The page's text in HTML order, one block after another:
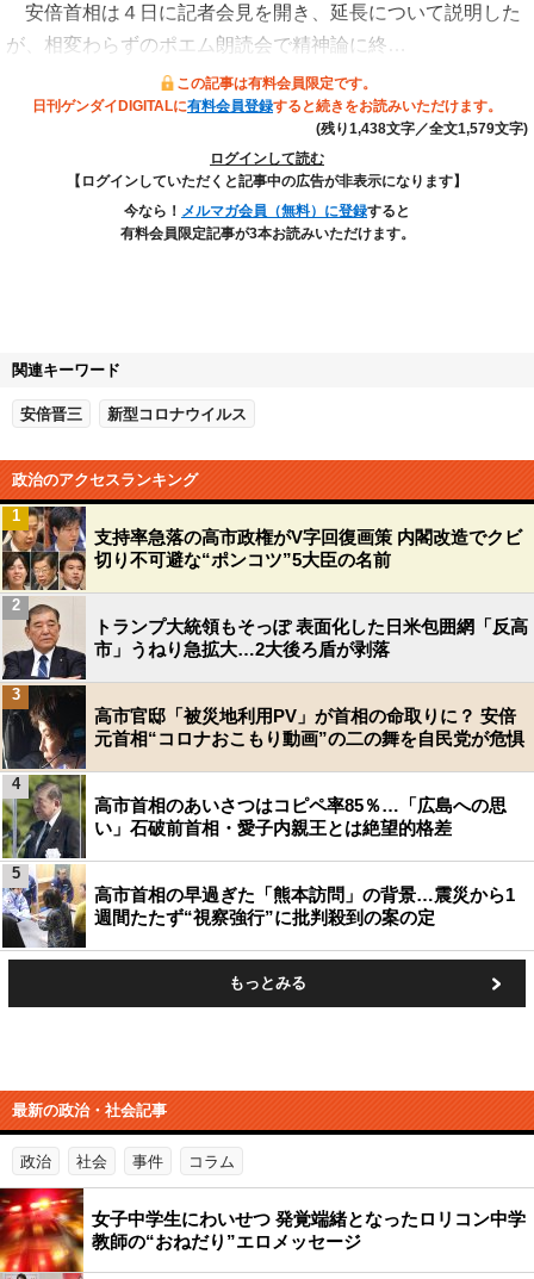
安倍首相は４日に記者会見を開き、延長について説明した
が、相変わらずのポエム朗読会で精神論に終…
この記事は有料会員限定です。
日刊ゲンダイDIGITALに有料会員登録すると続きをお読みいただけます。
(残り1,438文字／全文1,579文字)
ログインして読む
【ログインしていただくと記事中の広告が非表示になります】
今なら！ メルマガ会員（無料）に登録すると
有料会員限定記事が3本お読みいただけます。
関連キーワード
安倍晋三 新型コロナウイルス
政治のアクセスランキング
支持率急落の高市政権がV字回復画策 内閣改造でクビ
切り不可避な“ポンコツ”5大臣の名前
1
トランプ大統領もそっぽ 表面化した日米包囲網「反高
市」うねり急拡大…2大後ろ盾が剥落
2
高市官邸「被災地利用PV」が首相の命取りに？ 安倍
元首相“コロナおこもり動画”の二の舞を自民党が危惧
3
高市首相のあいさつはコピペ率85％…「広島への思
い」石破前首相・愛子内親王とは絶望的格差
4
高市首相の早過ぎた「熊本訪問」の背景…震災から1
週間たたず“視察強行”に批判殺到の案の定
5
もっとみる
最新の政治・社会記事
政治 社会 事件 コラム
女子中学生にわいせつ 発覚端緒となったロリコン中学
教師の“おねだり”エロメッセージ